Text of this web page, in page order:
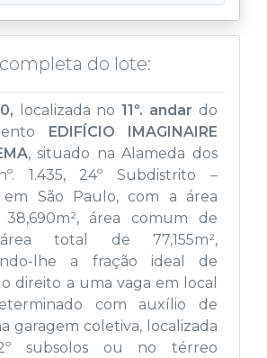
do lote:
, localizada no 11º. andar do
EDIFÍCIO IMAGINAIRE
, situado na Alameda dos
1.435, 24º Subdistrito –
em São Paulo, com a área
área comum de
área total de 77,155m²,
lhe a fração ideal de
o direito a uma vaga em local
com auxílio de
garagem coletiva, localizada
subsolos ou no térreo